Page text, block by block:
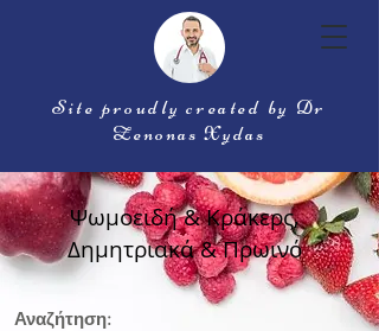
Site proudly created by Dr
Zenonas Xydas
Ψωμοειδή & Κράκερς,
Δημητριακά & Πρωινό
Αναζήτηση: